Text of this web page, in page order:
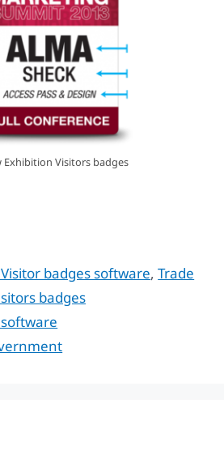
Exhibition Visitors badges
badges software,Trade
badges